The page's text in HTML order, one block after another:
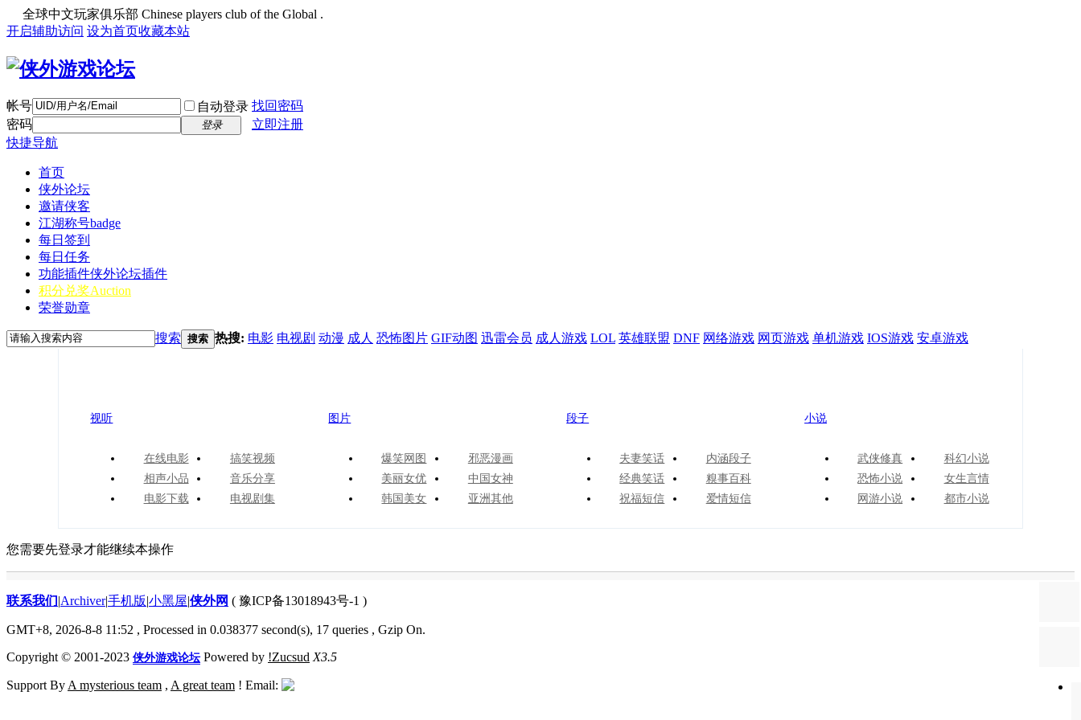
全球中文玩家俱乐部 Chinese players club of the Global .
开启辅助访问 设为首页收藏本站
帐号 自动登录 找回密码
密码
登录
立即注册
快捷导航
首页
侠外论坛
邀请侠客
江湖称号badge
每日签到
每日任务
功能插件侠外论坛插件
积分兑奖Auction
荣誉勋章
搜索 搜索 热搜: 电影 电视剧 动漫 成人 恐怖图片 GIF动图 迅雷会员 成人游戏 LOL 英雄联盟 DNF 网络游戏 网页游戏 单机游戏 IOS游戏 安卓游戏
视听
在线电影
搞笑视频
相声小品
音乐分享
电影下载
电视剧集
图片
爆笑网图
邪恶漫画
美丽女优
中国女神
韩国美女
亚洲其他
段子
夫妻笑话
内涵段子
经典笑话
糗事百科
祝福短信
爱情短信
小说
武侠修真
科幻小说
恐怖小说
女生言情
网游小说
都市小说
您需要先登录才能继续本操作
联系我们|Archiver|手机版|小黑屋|侠外网 ( 豫ICP备13018943号-1 )
GMT+8, 2026-8-8 11:52 , Processed in 0.038377 second(s), 17 queries , Gzip On.
Copyright © 2001-2023 侠外游戏论坛Powered by !Zucsud X3.5
Support By A mysterious team , A great team ! Email: